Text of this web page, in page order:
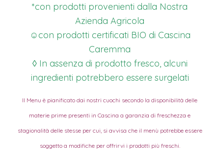
*con prodotti provenienti dalla Nostra
Azienda Agricola
☺con prodotti certificati BIO di Cascina
Caremma
◊ In assenza di prodotto fresco, alcuni
ingredienti potrebbero essere surgelati
Il Menu è pianificato dai nostri cuochi secondo la disponibilità delle
materie prime presenti in Cascina a garanzia di freschezza e
stagionalità delle stesse per cui, si avvisa che il menù potrebbe essere
soggetto a modifiche per offrirvi i prodotti più freschi.